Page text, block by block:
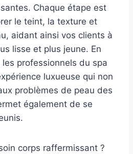
Chaque étape est
le teint, la texture et
aidant ainsi vos clients à
lisse et plus jeune. En
professionnels du spa
luxueuse qui non
problèmes de peau des
également de se
corps raffermissant ?